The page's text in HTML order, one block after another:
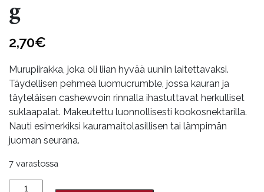
g
2,70€
Murupiirakka, joka oli liian hyvää uuniin laitettavaksi.
Täydellisen pehmeä luomucrumble, jossa kauran ja
täyteläisen cashewvoin rinnalla ihastuttavat herkulliset
suklaapalat. Makeutettu luonnollisesti kookosnektarilla.
Nauti esimerkiksi kauramaitolasillisen tai lämpimän
juoman seurana.
7 varastossa
Suklaacrumble,